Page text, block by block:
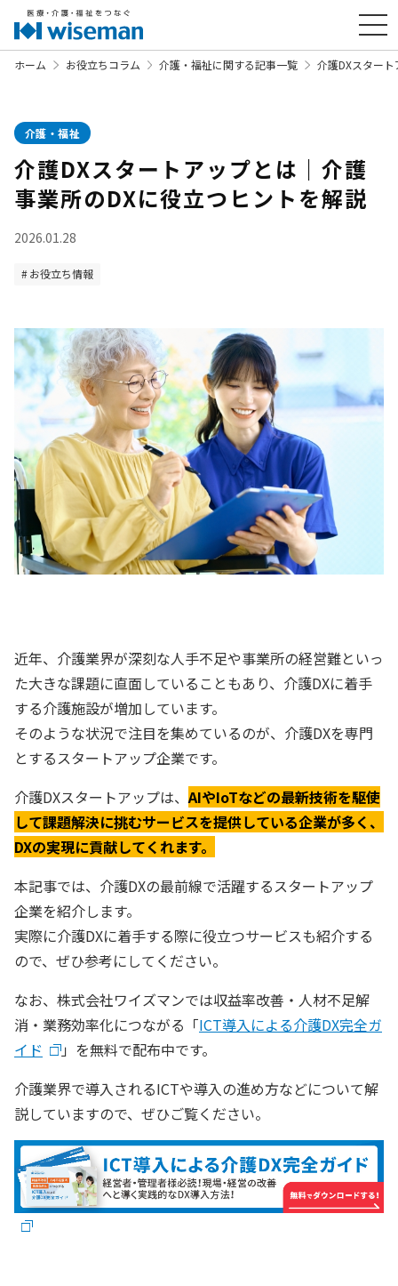
ホーム お役立ちコラム 介護・福祉に関する記事一覧 介護DXスター
介護・福祉
介護DXスタートアップとは｜介護
事業所のDXに役立つヒントを解説
2026.01.28
お役立ち情報
近年、介護業界が深刻な人手不足や事業所の経営難といっ
た大きな課題に直面していることもあり、介護DXに着手
する介護施設が増加しています。
そのような状況で注目を集めているのが、介護DXを専門
とするスタートアップ企業です。
介護DXスタートアップは、AIやIoTなどの最新技術を駆使
して課題解決に挑むサービスを提供している企業が多く、
DXの実現に貢献してくれます。
本記事では、介護DXの最前線で活躍するスタートアップ
企業を紹介します。
実際に介護DXに着手する際に役立つサービスも紹介する
ので、ぜひ参考にしてください。
なお、株式会社ワイズマンでは収益率改善・人材不足解
消・業務効率化につながる「ICT導入による介護DX完全ガ
イド
」を無料で配布中です。
介護業界で導入されるICTや導入の進め方などについて解
説していますので、ぜひご覧ください。